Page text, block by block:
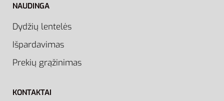
NAUDINGA
Dydžių lentelės
Išpardavimas
Prekių grąžinimas
KONTAKTAI